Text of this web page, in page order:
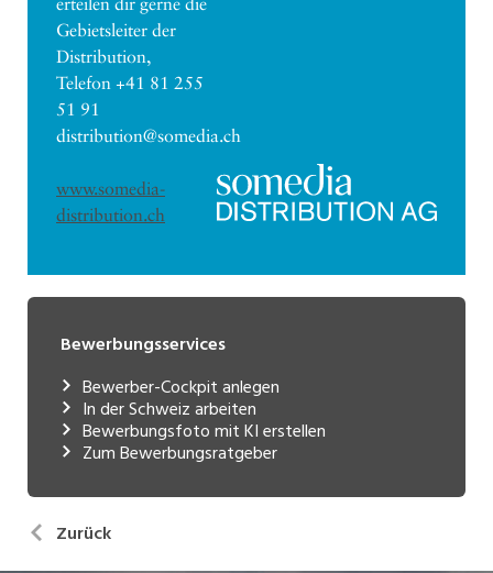
Gebietsleiter der
Distribution,
Telefon +41 81 255
51 91
distribution@somedia.ch
www.somedia-
distribution.ch
Bewerbungsservices
Bewerber-Cockpit anlegen
In der Schweiz arbeiten
Bewerbungsfoto mit KI erstellen
Zum Bewerbungsratgeber
Zurück